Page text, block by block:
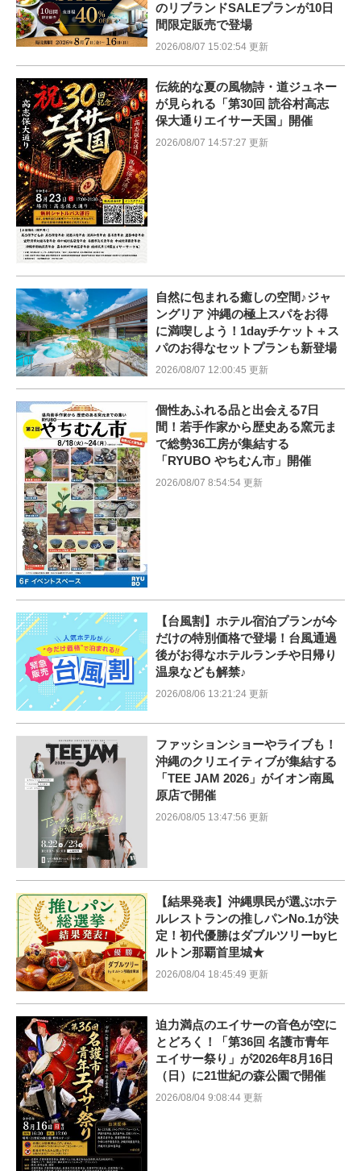
のリブランドSALEプランが10日
間限定販売で登場
2026/08/07 15:02:54 更新
伝統的な夏の風物詩・道ジュネー
が見られる「第30回 読谷村高志
保大通りエイサー天国」開催
2026/08/07 14:57:27 更新
自然に包まれる癒しの空間♪ジャ
ングリア 沖縄の極上スパをお得
に満喫しよう！1dayチケット＋ス
パのお得なセットプランも新登場
2026/08/07 12:00:45 更新
個性あふれる品と出会える7日
間！若手作家から歴史ある窯元ま
で総勢36工房が集結する
「RYUBO やちむん市」開催
2026/08/07 8:54:54 更新
【台風割】ホテル宿泊プランが今
だけの特別価格で登場！台風通過
後がお得なホテルランチや日帰り
温泉なども解禁♪
2026/08/06 13:21:24 更新
ファッションショーやライブも！
沖縄のクリエイティブが集結する
「TEE JAM 2026」がイオン南風
原店で開催
2026/08/05 13:47:56 更新
【結果発表】沖縄県民が選ぶホテ
ルレストランの推しパンNo.1が決
定！初代優勝はダブルツリーbyヒ
ルトン那覇首里城★
2026/08/04 18:45:49 更新
迫力満点のエイサーの音色が空に
とどろく！「第36回 名護市青年
エイサー祭り」が2026年8月16日
（日）に21世紀の森公園で開催
2026/08/04 9:08:44 更新